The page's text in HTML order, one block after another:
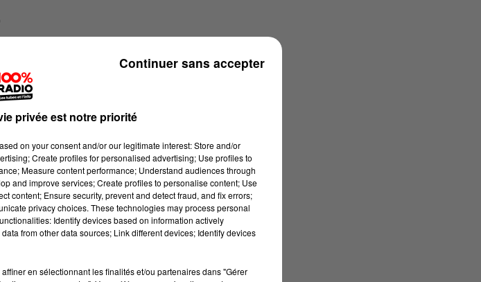
privée est notre priorité
on your consent and/or our legitimate interest: Store and/or
Create profiles for personalised advertising; Use profiles to
Measure content performance; Understand audiences through
and improve services; Create profiles to personalise content; Use
content; Ensure security, prevent and detect fraud, and fix errors;
privacy choices. These technologies may process personal
Identify devices based on information actively
from other data sources; Link different devices; Identify devices
en sélectionnant les finalités et/ou partenaires dans "Gérer
Continuer sans accepter